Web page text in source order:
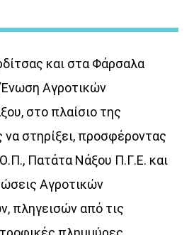
Γεωργαντάς
και στα Φάρσαλα
Αγροτικών
στο πλαίσιο της
στηρίξει, προσφέροντας
Πατάτα Νάξου Π.Γ.Ε. και
Αγροτικών
πληγεισών από τις